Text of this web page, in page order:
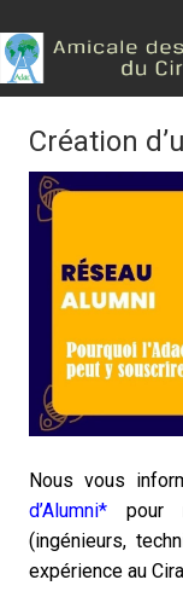
Création
Nous vous
d’Alumni*
pour
(ingénieurs,
expérience au